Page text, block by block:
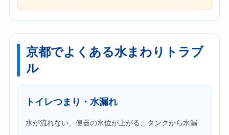
京都でよくある水まわりトラブ
ル
トイレつまり・水漏れ
水が流れない、便器の水位が上がる、タンクから水漏